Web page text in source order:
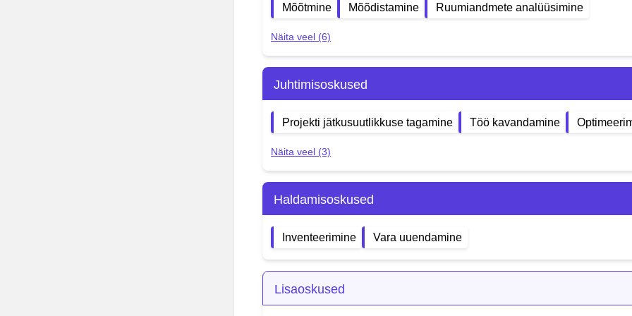
Mõõtmine Mõõdistamine Ruumiandmete analüüsimine
Näita veel (6)
Juhtimisoskused
Projekti jätkusuutlikkuse tagamine Töö kavandamine
Näita veel (3)
Haldamisoskused
Inventeerimine Vara uuendamine
Lisaoskused